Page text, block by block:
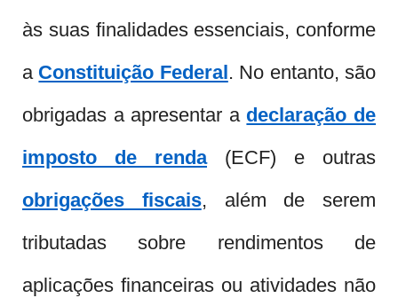
às suas finalidades essenciais, conforme
a Constituição Federal. No entanto, são
obrigadas a apresentar a declaração de
imposto de renda(ECF) e outras
obrigações fiscais, além de serem
tributadas sobre rendimentos de
aplicações financeiras ou atividades não